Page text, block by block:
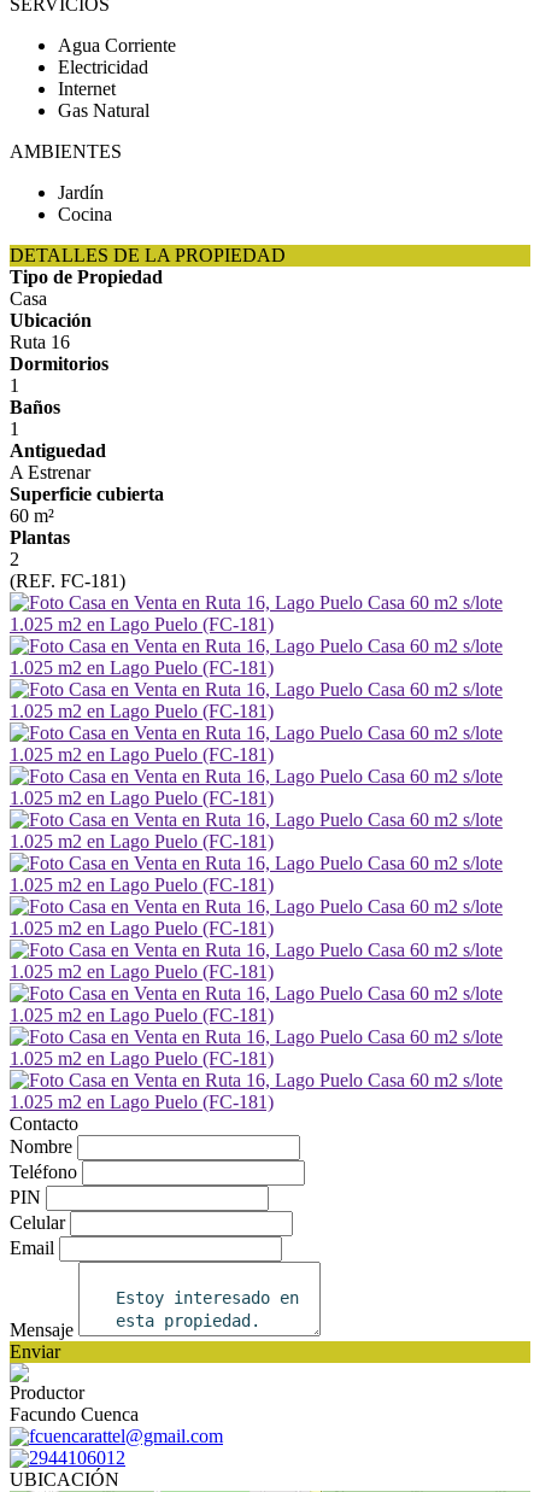
SERVICIOS
Agua Corriente
Electricidad
Internet
Gas Natural
AMBIENTES
Jardín
Cocina
DETALLES DE LA PROPIEDAD
Tipo de Propiedad
Casa
Ubicación
Ruta 16
Dormitorios
1
Baños
1
Antiguedad
A Estrenar
Superficie cubierta
60 m²
Plantas
2
(REF. FC-181)
Contacto
Nombre
Teléfono
PIN
Celular
Email
Mensaje
Enviar
Productor
Facundo Cuenca
fcuencarattel@gmail.com
2944106012
UBICACIÓN